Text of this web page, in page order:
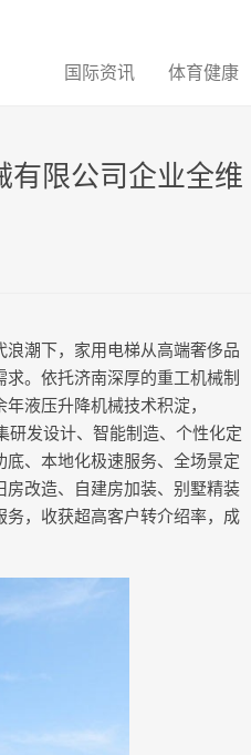
国际资讯 体育健康
有限公司企业全维
潮下，家用电梯从高端奢侈品
。依托济南深厚的重工机械制
液压升降机械技术积淀，
研发设计、智能制造、个性化定
、本地化极速服务、全场景定
改造、自建房加装、别墅精装
，收获超高客户转介绍率，成